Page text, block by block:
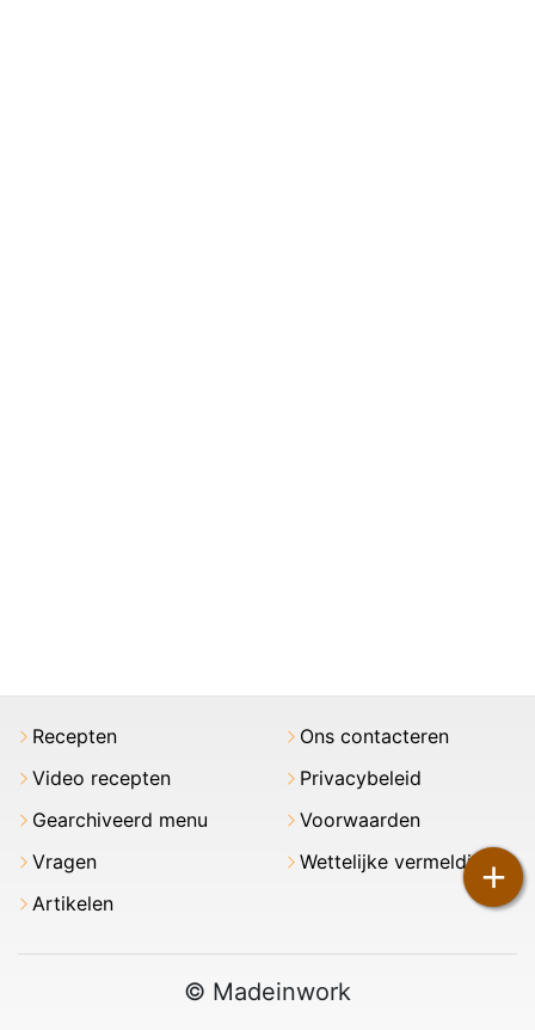
+
Recepten
Video recepten
Gearchiveerd menu
Vragen
Artikelen
Ons contacteren
Privacybeleid
Voorwaarden
Wettelijke vermeldingen
© Madeinwork